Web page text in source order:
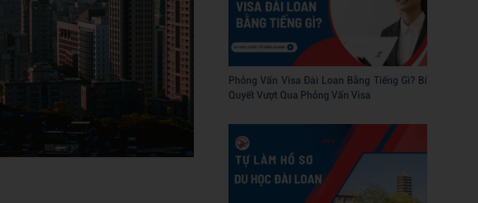
Phỏng Vấn Visa Đài Loan Bằng Tiếng Gì? Bí
Quyết Vượt Qua Phỏng Vấn Visa